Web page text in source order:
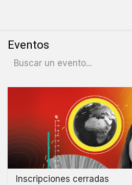
Eventos
Inscripciones cerradas